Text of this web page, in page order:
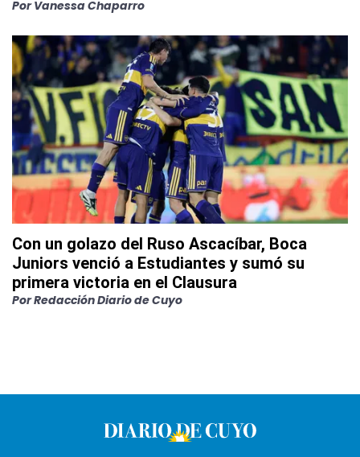
Por Vanessa Chaparro
Con un golazo del Ruso Ascacíbar, Boca
Juniors venció a Estudiantes y sumó su
primera victoria en el Clausura
PorRedacción Diario de Cuyo